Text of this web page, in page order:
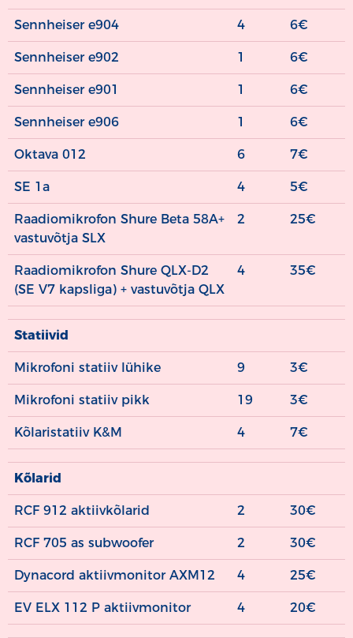
Sennheiser e904 4 6€
Sennheiser e902 1 6€
Sennheiser e901 1 6€
Sennheiser e906 1 6€
Oktava 012 6 7€
SE 1a 4 5€
Raadiomikrofon Shure Beta 58A+
vastuvõtja SLX
2 25€
Raadiomikrofon Shure QLX-D2
(SE V7 kapsliga) + vastuvõtja QLX
4 35€
Statiivid
Mikrofoni statiiv lühike 9 3€
Mikrofoni statiiv pikk 19 3€
Kõlaristatiiv K&M 4 7€
Kõlarid
RCF 912 aktiivkõlarid 2 30€
RCF 705 as subwoofer 2 30€
Dynacord aktiivmonitor AXM12 4 25€
EV ELX 112 P aktiivmonitor 4 20€